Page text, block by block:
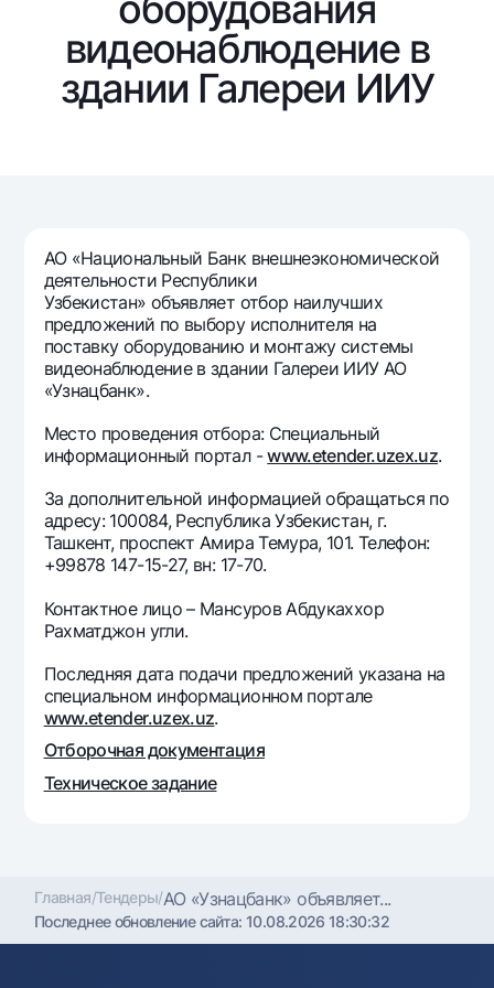
До востребования USD
Для всех USD
Золотой депозит
Visa
Visa Champion
Эскроу-cчёт
Тарифы
Ищите по сайту
Полезные ссылки
Часто задаваемые вопросы
Офисы и банкоматы
Согласие на обработку персональных данных
+998 78 148-00-10 1344
видеонаблюдение в
здании Галереи ИИУ
АО «Национальный Банк внешнеэкономической
деятельности Республики
Узбекистан» объявляет отбор наилучших
предложений по выбору исполнителя на
поставку оборудованию и монтажу системы
видеонаблюдение в здании Галереи ИИУ АО
«Узнацбанк».
Место проведения отбора: Специальный
информационный портал -www.etender.uzex.uz.
За дополнительной информацией обращаться по
адресу: 100084, Республика Узбекистан, г.
Ташкент, проспект Амира Темура, 101. Телефон:
+99878 147-15-27, вн: 17-70.
Контактное лицо – Мансуров Абдукаххор
Рахматджон угли.
Последняя дата подачи предложений указана на
специальном информационном портале
www.etender.uzex.uz.
Отборочная документация
Техническое задание
Главная/Тендеры/АО «Узнацбанк» объявляет...
Последнее обновление сайта: 10.08.2026 18:30:32